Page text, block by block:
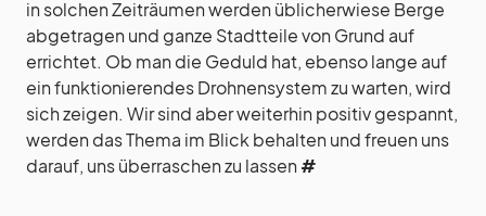
in solchen Zeiträumen werden üblicherwiese Berge
abgetragen und ganze Stadtteile von Grund auf
errichtet. Ob man die Geduld hat, ebenso lange auf
ein funktionierendes Drohnensystem zu warten, wird
sich zeigen. Wir sind aber weiterhin positiv gespannt,
werden das Thema im Blick behalten und freuen uns
darauf, uns überraschen zu lassen #